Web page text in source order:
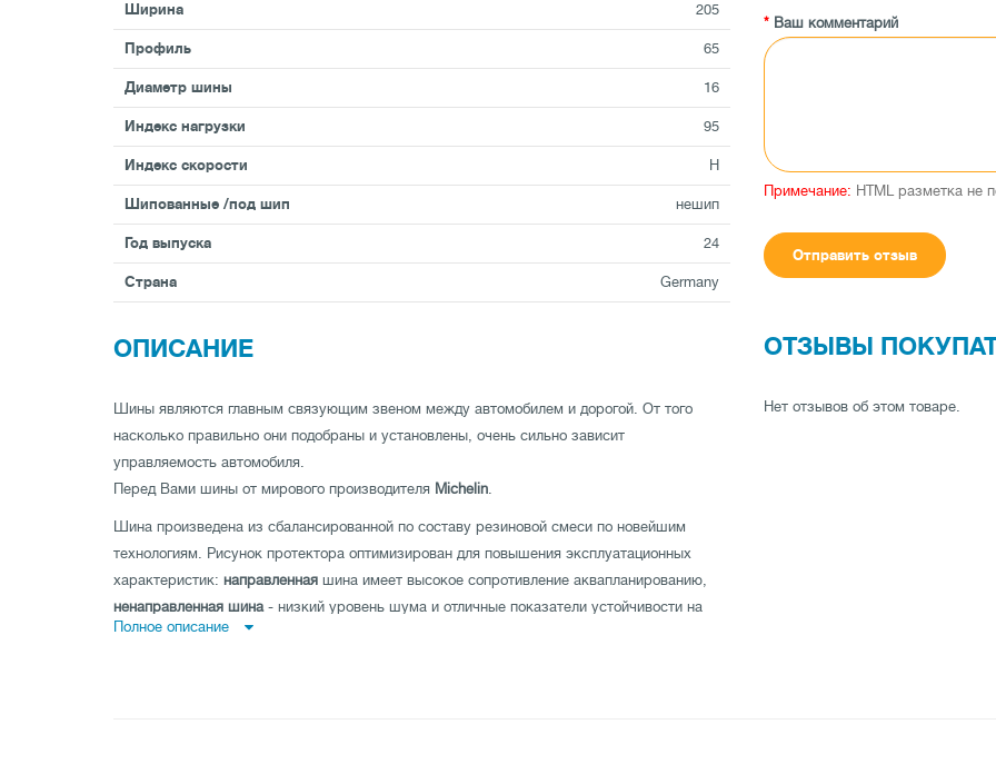
Ширина 205
Профиль 65
Диаметр шины 16
Индекс нагрузки 95
Индекс скорости H
Шипованные /под шип нешип
Год выпуска 24
Страна Germany
ОПИСАНИЕ
Шины являются главным связующим звеном между автомобилем и дорогой. От того
насколько правильно они подобраны и установлены, очень сильно зависит
управляемость автомобиля.
Перед Вами шины от мирового производителя Michelin.
Шина произведена из сбалансированной по составу резиновой смеси по новейшим
технологиям. Рисунок протектора оптимизирован для повышения эксплуатационных
характеристик: направленная шина имеет высокое сопротивление аквапланированию,
ненаправленная шина- низкий уровень шума и отличные показатели устойчивости на
дороге по прямой иасимметричная шина
Полное описание
Ваш комментарий
Примечание: HTML разметка не
Отправить отзыв
ОТЗЫВЫ
Нет отзывов об этом товаре.